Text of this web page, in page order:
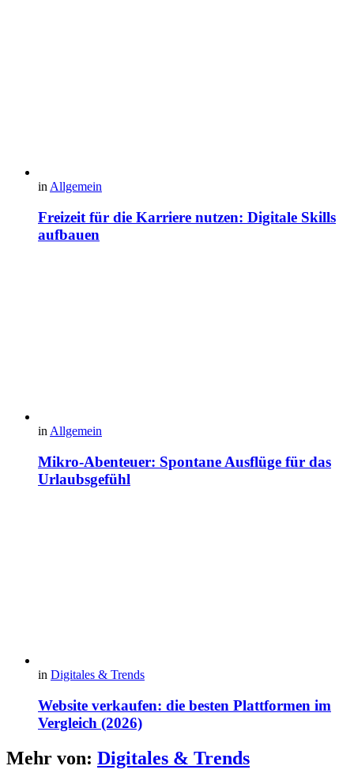
in Allgemein
Freizeit für die Karriere nutzen: Digitale Skills
aufbauen
in Allgemein
Mikro-Abenteuer: Spontane Ausflüge für das
Urlaubsgefühl
in Digitales & Trends
Website verkaufen: die besten Plattformen im
Vergleich (2026)
Mehr von: Digitales & Trends